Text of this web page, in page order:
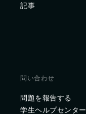
記事
問い合わせ
問題を報告する
学生ヘルプセンター